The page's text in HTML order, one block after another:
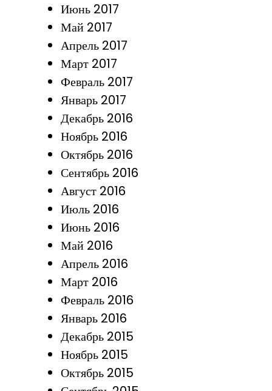
Июнь 2017
Май 2017
Апрель 2017
Март 2017
Февраль 2017
Январь 2017
Декабрь 2016
Ноябрь 2016
Октябрь 2016
Сентябрь 2016
Август 2016
Июль 2016
Июнь 2016
Май 2016
Апрель 2016
Март 2016
Февраль 2016
Январь 2016
Декабрь 2015
Ноябрь 2015
Октябрь 2015